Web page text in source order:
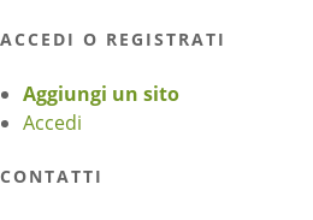
ACCEDI O REGISTRATI
Aggiungi un sito
Accedi
CONTATTI